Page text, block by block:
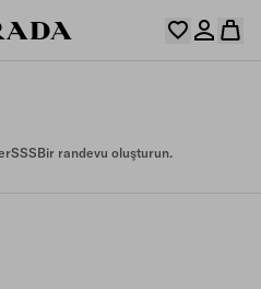
hesabınızı oluşturun
hepsini burada toplayın.
SSSBir randevu oluşturun.